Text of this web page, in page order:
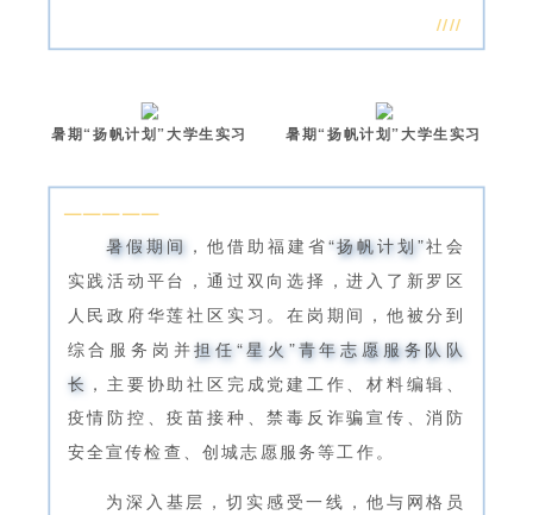
////
暑期“扬帆计划”大学生实习 暑期“扬帆计划”大学生实习
—————
暑假期间 ，他借助福建省“扬帆计划”社会
实践活动平台，通过双向选择，进入了新罗区
人民政府华莲社区实习。在岗期间，他被分到
综合服务岗并担任“星火”青年志愿服务队队
长 ，主要协助社区完成党建工作、材料编辑、
疫情防控、疫苗接种、禁毒反诈骗宣传、消防
安全宣传检查、创城志愿服务等工作。
为深入基层，切实感受一线，他与网格员